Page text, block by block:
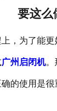
要这么
为了能更
广州启闭机。
的使用是